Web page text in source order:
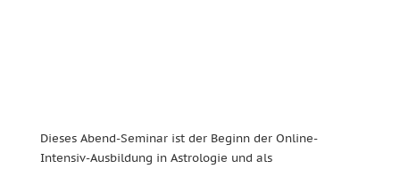
Dieses Abend-Seminar ist der Beginn der Online-
Intensiv-Ausbildung in Astrologie und als